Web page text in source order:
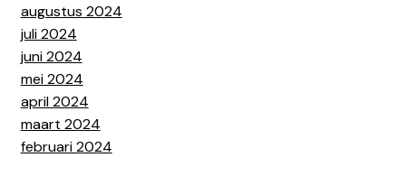
augustus 2024
juli 2024
juni 2024
mei 2024
april 2024
maart 2024
februari 2024